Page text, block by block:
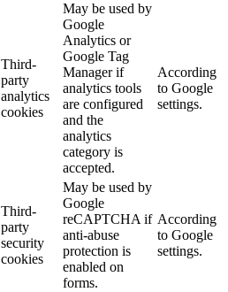
Third-
party
analytics
cookies
May be used by
Google
Analytics or
Google Tag
Manager if
analytics tools
are configured
and the
analytics
category is
accepted.
According
to Google
settings.
Third-
party
security
cookies
May be used by
Google
reCAPTCHA if
anti-abuse
protection is
enabled on
forms.
According
to Google
settings.